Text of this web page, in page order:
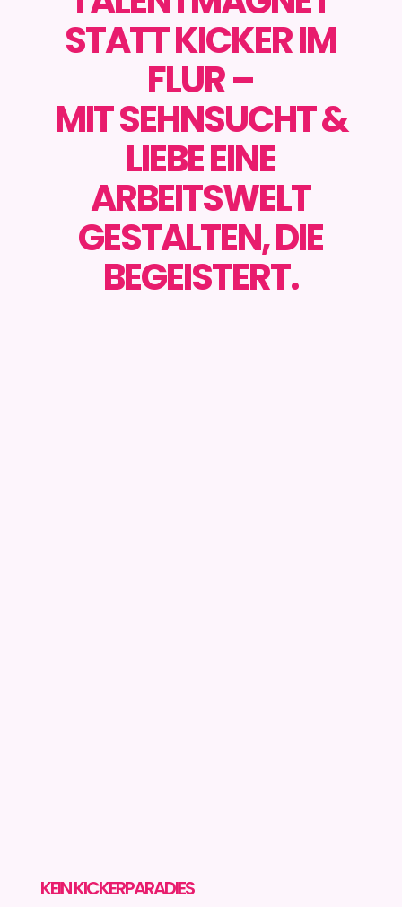
STATT KICKER IM
FLUR –
MIT SEHNSUCHT &
LIEBE EINE
ARBEITSWELT
GESTALTEN, DIE
BEGEISTERT.
KEIN KICKERPARADIES